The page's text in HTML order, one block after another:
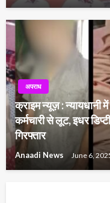
अपराध
क्राइम न्यूज़ : न्यायधानी
कर्मचारी से लूट, इधर
गिरफ्तार
Anaadi News June 6,